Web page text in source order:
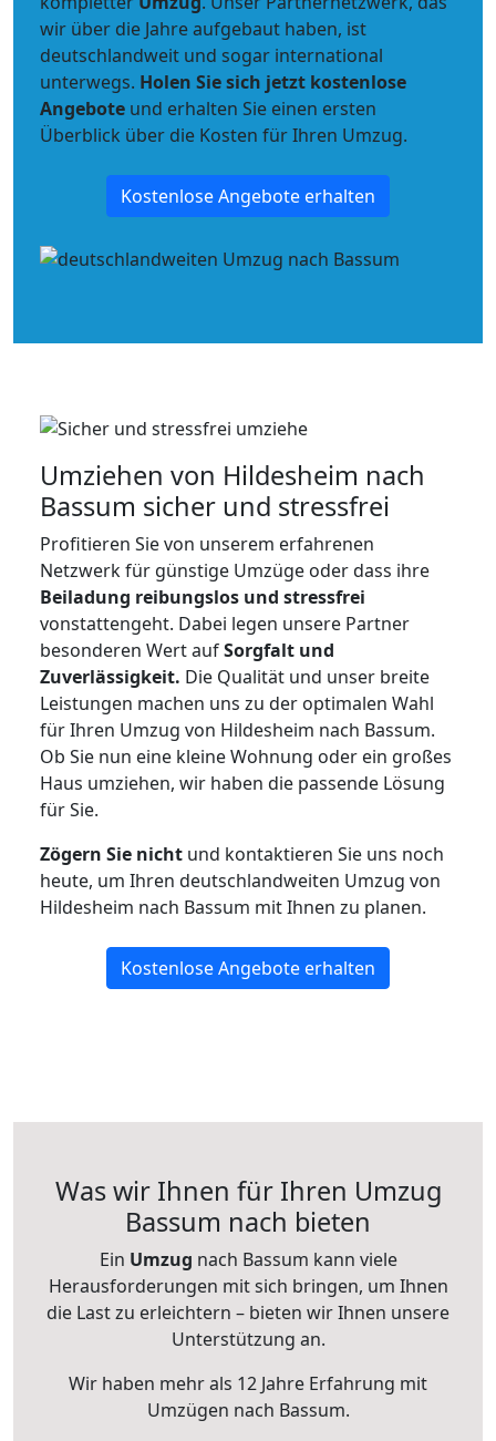
wir über die Jahre aufgebaut haben, ist
deutschlandweit und sogar international
unterwegs. Holen Sie sich jetzt kostenlose
Angebote und erhalten Sie einen ersten
Überblick über die Kosten für Ihren Umzug.
Kostenlose Angebote erhalten
Umziehen von Hildesheim nach
Bassum sicher und stressfrei
Profitieren Sie von unserem erfahrenen
Netzwerk für günstige Umzüge oder dass ihre
Beiladung reibungslos und stressfrei
vonstattengeht. Dabei legen unsere Partner
besonderen Wert aufSorgfalt und
Zuverlässigkeit. Die Qualität und unser breite
Leistungen machen uns zu der optimalen Wahl
für Ihren Umzug von Hildesheim nach Bassum.
Ob Sie nun eine kleine Wohnung oder ein großes
Haus umziehen, wir haben die passende Lösung
für Sie.
Zögern Sie nicht und kontaktieren Sie uns noch
heute, um Ihren deutschlandweiten Umzug von
Hildesheim nach Bassum mit Ihnen zu planen.
Kostenlose Angebote erhalten
Was wir Ihnen für Ihren Umzug
Bassum nach bieten
Ein Umzug nach Bassum kann viele
Herausforderungen mit sich bringen, um Ihnen
die Last zu erleichtern – bieten wir Ihnen unsere
Unterstützung an.
Wir haben mehr als 12 Jahre Erfahrung mit
Umzügen nach Bassum.